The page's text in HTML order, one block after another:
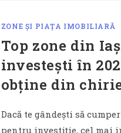
ZONE ȘI PIAȚA IMOBILIARĂ
Top zone din
investești în
obține din
Dacă te gândești să
pentru investiție, cel mai